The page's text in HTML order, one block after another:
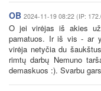
OB 2024-11-19 08:22 (IP:
O jei virėjas iš akies
pamatuos. Ir iš vis - ar
virėja netyčia du
rimtų darbų Nemuno
demaskuos :). Svarbu